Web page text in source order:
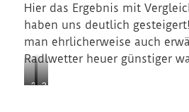
Hier das Ergebnis mit
haben uns deutlich
man ehrlicherweise auch
Radlwetter heuer günstiger
2 2